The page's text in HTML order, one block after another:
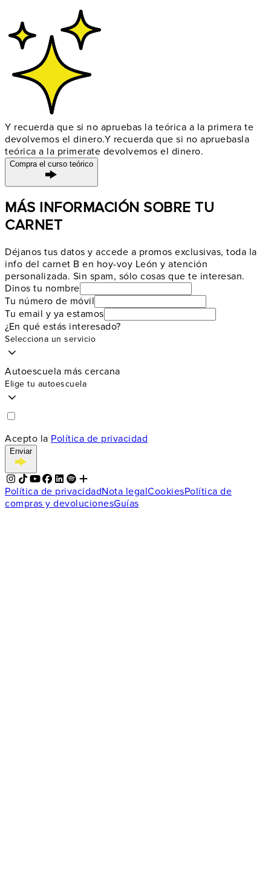
Y recuerda que si no apruebas la teórica a la primera te
devolvemos el dinero.Y recuerda que si no apruebasla
teórica a la primerate devolvemos el dinero.
Compra el curso teórico
MÁS INFORMACIÓN SOBRE TU
CARNET
Déjanos tus datos y accede a promos exclusivas, toda la
info del carnet B en hoy-voy León y atención
personalizada. Sin spam, sólo cosas que te interesan.
Dinos tu nombre
Tu número de móvil
Tu email y ya estamos
¿En qué estás interesado?
Selecciona un servicio
Autoescuela más cercana
Elige tu autoescuela
Acepto la Política de privacidad
Enviar
Política de privacidadNota legalCookiesPolítica de
compras y devolucionesGuías